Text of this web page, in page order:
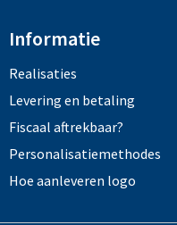
Informatie
Realisaties
Levering en betaling
Fiscaal aftrekbaar?
Personalisatiemethodes
Hoe aanleveren logo